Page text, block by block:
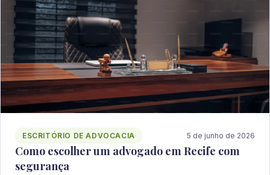
ESCRITÓRIO DE ADVOCACIA 5 de junho de 2026
Como escolher um advogado em Recife com
segurança